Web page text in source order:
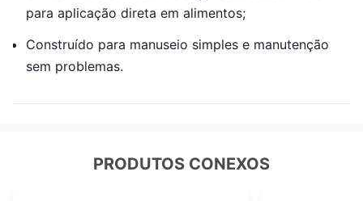
para aplicação direta em alimentos;
Construído para manuseio simples e manutenção
sem problemas.
PRODUTOS CONEXOS